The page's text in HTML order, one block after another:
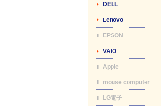
DELL
Lenovo
EPSON
VAIO
Apple
mouse computer
LG電子